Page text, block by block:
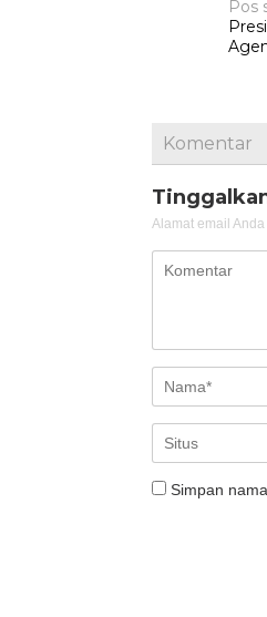
Pos
Komentar
Alamat email
Simpan